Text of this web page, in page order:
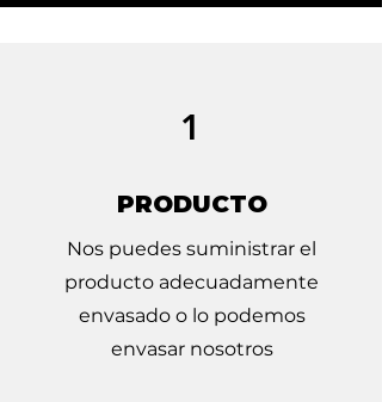
1
PRODUCTO
Nos puedes suministrar el
producto adecuadamente
envasado o lo podemos
envasar nosotros